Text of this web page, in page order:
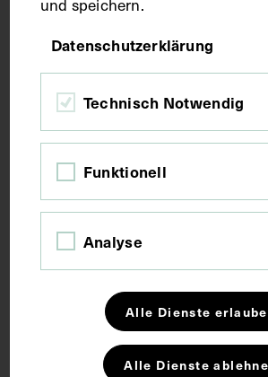
Bildmaß inkl. Untergrund 65 x 45 cm
Kurzbeschreibung
Lithografie von Josef Kriehuber.
Reiner Riedler.
Schlagwörter
Allgemeinmedizin Arzt
und speichern.
Datenschutzerklärung
Technisch Notwendig
Funktionell
Analyse
Alle Dienste
Alle Dienste